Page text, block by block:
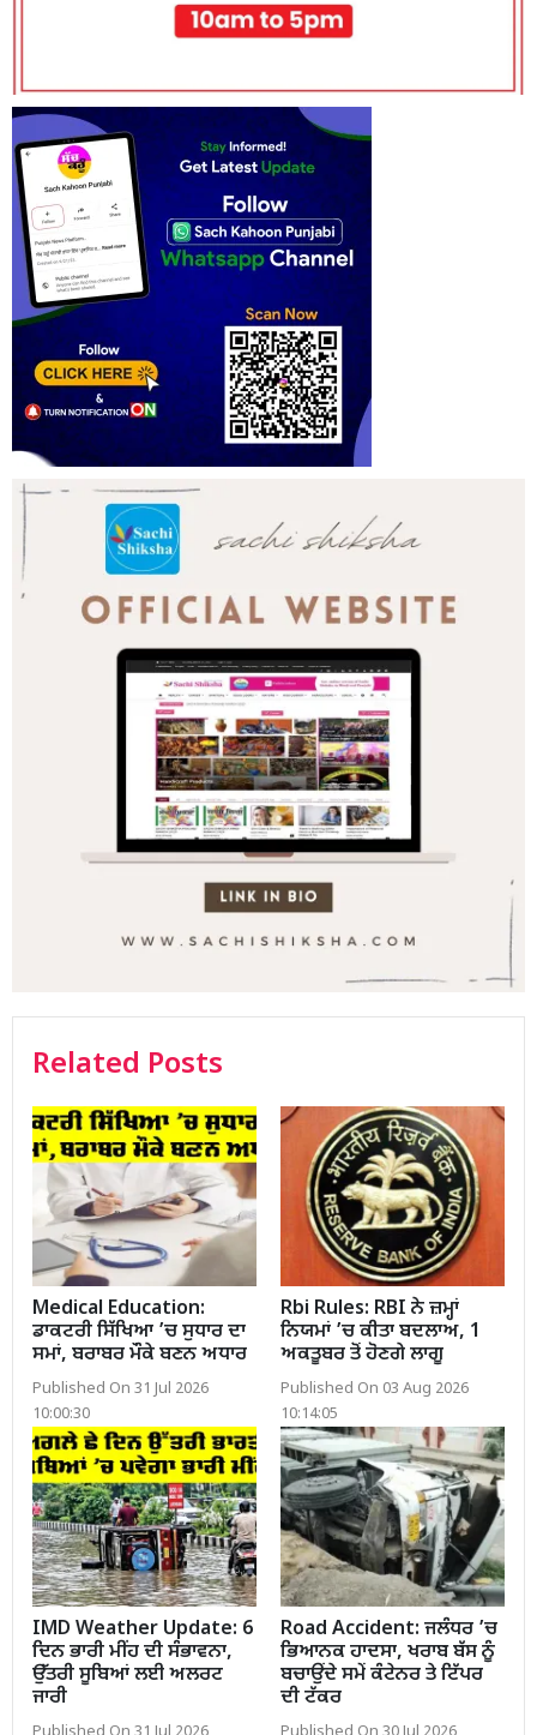
Related Posts
Medical Education:
ਡਾਕਟਰੀ ਸਿੱਖਿਆ ’ਚ ਸੁਧਾਰ ਦਾ
ਸਮਾਂ, ਬਰਾਬਰ ਮੌਕੇ ਬਣਨ ਅਧਾਰ
Published On 31 Jul 2026
10:00:30
Rbi Rules: RBI ਨੇ ਜ਼ਮ੍ਹਾਂ
ਨਿਯਮਾਂ ’ਚ ਕੀਤਾ ਬਦਲਾਅ, 1
ਅਕਤੂਬਰ ਤੋਂ ਹੋਣਗੇ ਲਾਗੂ
Published On 03 Aug 2026
10:14:05
IMD Weather Update: 6
ਦਿਨ ਭਾਰੀ ਮੀਂਹ ਦੀ ਸੰਭਾਵਨਾ,
ਉੱਤਰੀ ਸੂਬਿਆਂ ਲਈ ਅਲਰਟ
ਜਾਰੀ
Road Accident: ਜਲੰਧਰ ’ਚ
ਭਿਆਨਕ ਹਾਦਸਾ, ਖਰਾਬ ਬੱਸ ਨੂੰ
ਬਚਾਉਂਦੇ ਸਮੇਂ ਕੰਟੇਨਰ ਤੇ ਟਿੱਪਰ
ਦੀ ਟੱਕਰ